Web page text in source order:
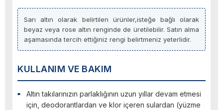
Sarı altın olarak belirtilen ürünler,isteğe bağlı olarak
beyaz veya rose altın renginde de üretilebilir. Satın alma
aşamasında tercih ettiğiniz rengi belirtmeniz yeterlidir.
KULLANIM VE BAKIM
Altın takılarınızın parlaklığının uzun yıllar devam etmesi
için, deodorantlardan ve klor içeren sulardan (yüzme